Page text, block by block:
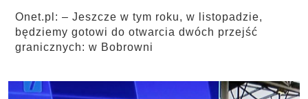
Onet.pl: – Jeszcze w tym roku, w listopadzie,
będziemy gotowi do otwarcia dwóch przejść
granicznych: w Bobrowni